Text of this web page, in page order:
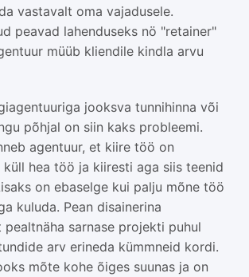
vastavalt oma vajadusele.
peavad lahenduseks nö "retainer"
müüb kliendile kindla arvu
jooksva tunnihinna või
põhjal on siin kaks probleemi.
agentuur, et kiire töö on
küll hea töö ja kiiresti aga siis teenid
on ebaselge kui palju mõne töö
kuluda. Pean disainerina
pealtnäha sarnase projekti puhul
arv erineda kümmneid kordi.
mõte kohe õiges suunas ja on